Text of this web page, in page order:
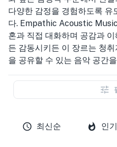
다양한 감정을 경험하도록 유
다. Empathic Acoustic
혼과 직접 대화하며 공감과
든 감동시키든 이 장르는 청
을 공유할 수 있는 음악 공간
최신순 인